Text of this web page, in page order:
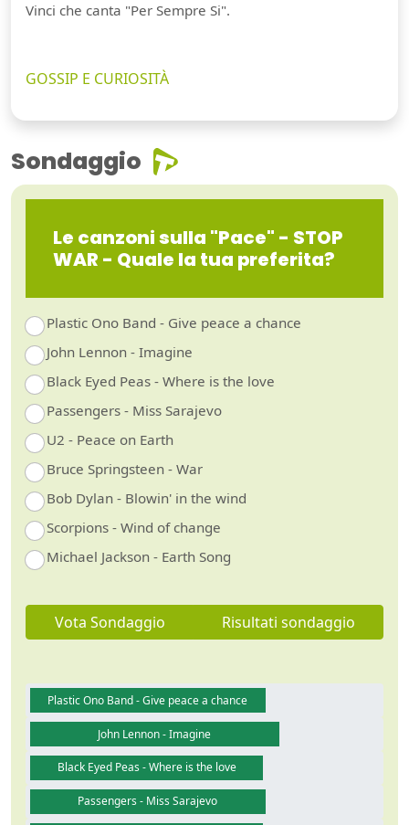
Vinci che canta "Per Sempre Si".
GOSSIP E CURIOSITÀ
Sondaggio
Le canzoni sulla "Pace" - STOP
WAR - Quale la tua preferita?
Plastic Ono Band - Give peace a chance
John Lennon - Imagine
Black Eyed Peas - Where is the love
Passengers - Miss Sarajevo
U2 - Peace on Earth
Bruce Springsteen - War
Bob Dylan - Blowin' in the wind
Scorpions - Wind of change
Michael Jackson - Earth Song
Vota Sondaggio Risultati sondaggio
Plastic Ono Band - Give peace a chance
John Lennon - Imagine
Black Eyed Peas - Where is the love
Passengers - Miss Sarajevo